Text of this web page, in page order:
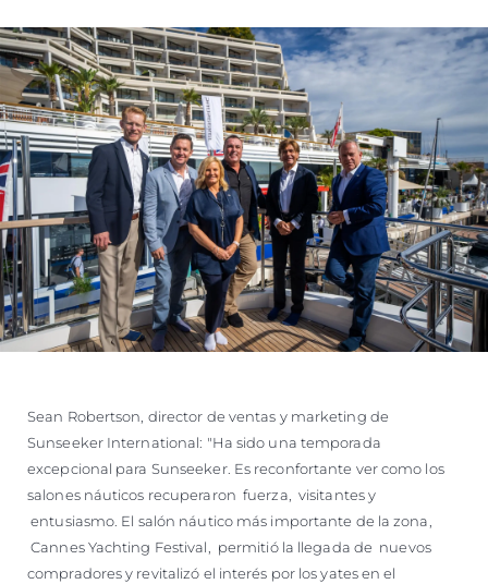
Sean Robertson, director de ventas y marketing de
Sunseeker International: "Ha sido una temporada
excepcional para Sunseeker. Es reconfortante ver como los
salones náuticos recuperaron fuerza, visitantes y
entusiasmo. El salón náutico más importante de la zona,
Cannes Yachting Festival, permitió la llegada de nuevos
compradores y revitalizó el interés por los yates en el